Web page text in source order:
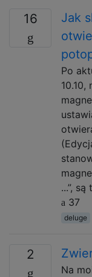
16
Jak
Po
...”,
37
deluge
2
Na